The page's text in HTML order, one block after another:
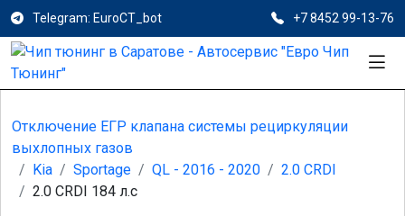
Telegram: EuroCT_bot +7 8452 99-13-76
Отключение ЕГР клапана системы рециркуляции
выхлопных газов
Kia
Sportage QL - 2016 - 2020
2.0 CRDI
2.0 CRDI 184 л.с